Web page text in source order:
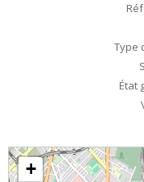
Type
État
+